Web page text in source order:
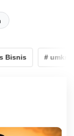
Bisnis # umkm